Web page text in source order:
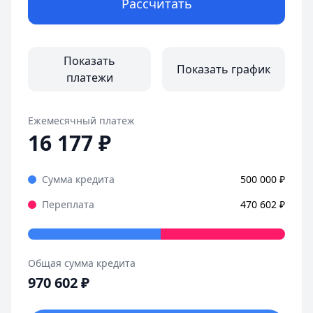
Рассчитать
Показать
платежи
Показать график
Ежемесячный платеж
16 177₽
Сумма кредита 500 000 ₽
Переплата
470 602 ₽
Общая сумма кредита
970 602₽